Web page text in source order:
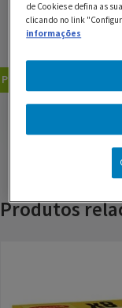
0,4 dl de sumo de
GUARDAR RECEITA
Pratos Principais
Produtos
de Cookies e defina as
clicando no link
informações